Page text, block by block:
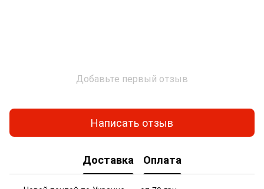
Добавьте первый отзыв
Написать отзыв
Доставка Оплата